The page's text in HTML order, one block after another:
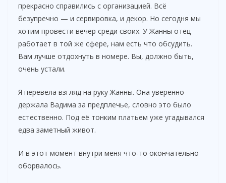
прекрасно справились с организацией. Всё
безупречно — и сервировка, и декор. Но сегодня мы
хотим провести вечер среди своих. У Жанны отец
работает в той же сфере, нам есть что обсудить.
Вам лучше отдохнуть в номере. Вы, должно быть,
очень устали.
Я перевела взгляд на руку Жанны. Она уверенно
держала Вадима за предплечье, словно это было
естественно. Под её тонким платьем уже угадывался
едва заметный живот.
И в этот момент внутри меня что-то окончательно
оборвалось.